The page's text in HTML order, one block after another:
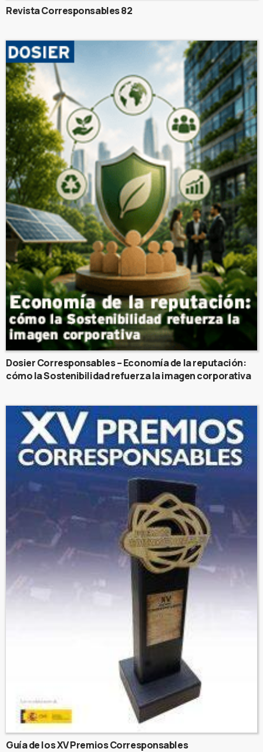
Revista Corresponsables 82
Dosier Corresponsables – Economía de la reputación:
cómo la Sostenibilidad refuerza la imagen corporativa
Guía de los XV Premios Corresponsables